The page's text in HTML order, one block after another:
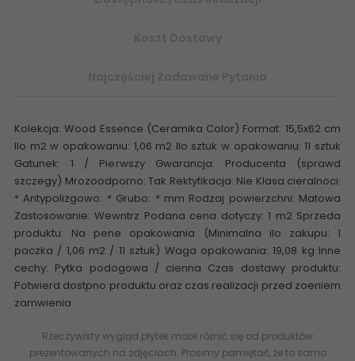
Kolekcja: Wood Essence (Ceramika Color) Format: 15,5x62 cm
Ilo m2 w opakowaniu: 1,06 m2 Ilo sztuk w opakowaniu: 11 sztuk
Gatunek: 1 / Pierwszy Gwarancja: Producenta (sprawd
szczegy) Mrozoodporno: Tak Rektyfikacja: Nie Klasa cieralnoci:
* Antypolizgowo: * Grubo: * mm Rodzaj powierzchni: Matowa
Zastosowanie: Wewntrz Podana cena dotyczy: 1 m2 Sprzeda
produktu: Na pene opakowania (Minimalna ilo zakupu: 1
paczka / 1,06 m2 / 11 sztuk) Waga opakowania: 19,08 kg Inne
cechy: Pytka podogowa / cienna Czas dostawy produktu:
Potwierd dostpno produktu oraz czas realizacji przed zoeniem
zamwienia
Rzeczywisty wygląd płytek może różnić się od produktów
prezentowanych na zdjęciach. Prosimy pamiętać, że to samo